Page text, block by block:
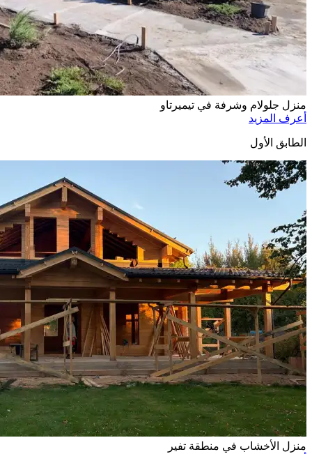
منزل جلولام وشرفة في تيميرتاو
أعرف المزيد
الطابق الأول
منزل الأخشاب في منطقة تفير